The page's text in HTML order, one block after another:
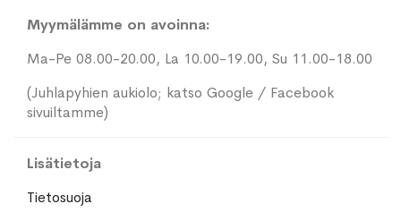
Myymälämme on avoinna:
Ma-Pe 08.00-20.00, La 10.00-19.00, Su 11.00-18.00
(Juhlapyhien aukiolo; katso Google / Facebook
sivuiltamme)
Lisätietoja
Tietosuoja